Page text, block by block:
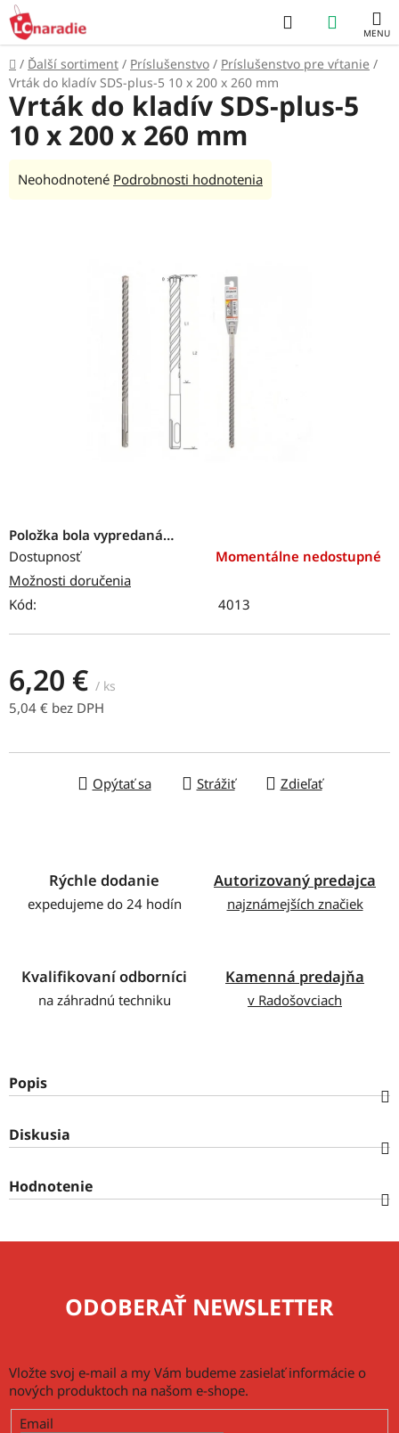
Prejsť
na
obsah
Hľadať
KOŠÍK
Domov
/ Ďalší sortiment / Príslušenstvo / Príslušenstvo pre vŕtanie /
Vrták do kladív SDS-plus-5 10 x 200 x 260 mm
Položka bola vypredaná…
Dostupnosť
Momentálne nedostupné
Možnosti doručenia
Kód:
4013
6,20 € / ks
5,04 € bez DPH
Opýtať sa Strážiť Zdieľať
Vrták do kladív SDS-plus-5
10 x 200 x 260 mm
Priemerné
Neohodnotené Podrobnosti hodnotenia
Rýchle dodanie
expedujeme do 24 hodín
Autorizovaný predajca
najznámejších značiek
Kvalifikovaní odborníci
na záhradnú techniku
Kamenná predajňa
v Radošovciach
Popis
Diskusia
Hodnotenie
ODOBERAŤ NEWSLETTER
Vložte svoj e-mail a my Vám budeme zasielať informácie o
nových produktoch na našom e-shope.
Email